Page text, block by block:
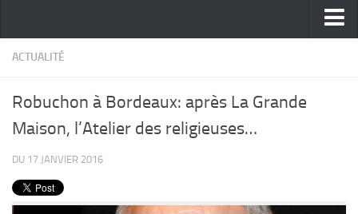
ACTUALITÉ
ACTUALITÉ
Robuchon à Bordeaux: après La Grande
Maison, l’Atelier des religieuses…
DU 17 JANVIER 2016